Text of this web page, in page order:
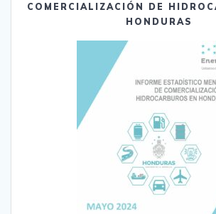
COMERCIALIZACIÓN DE
HONDURAS